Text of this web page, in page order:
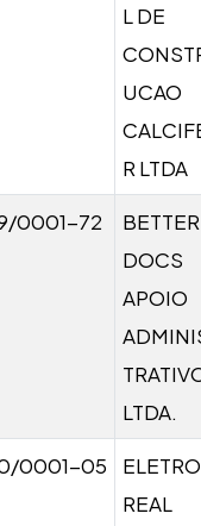
L DE
UCAO
R LTDA
0001-72
BETTER
DOCS
APOIO
LTDA.
0001-05
ELETRO
REAL